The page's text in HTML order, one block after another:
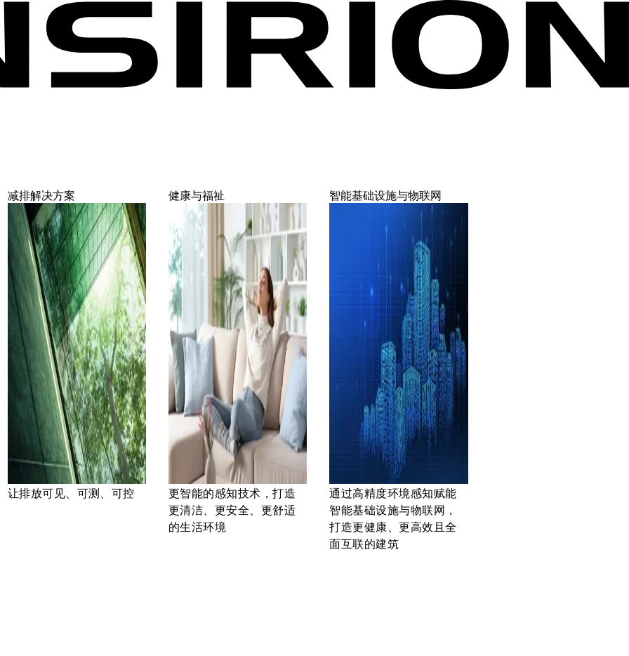
减排解决方案
让排放可见、可测、可控
健康与福祉
更智能的感知技术，打造
更清洁、更安全、更舒适
的生活环境
智能基础设施与物联网
通过高精度环境感知赋能
智能基础设施与物联网，
打造更健康、更高效且全
面互联的建筑